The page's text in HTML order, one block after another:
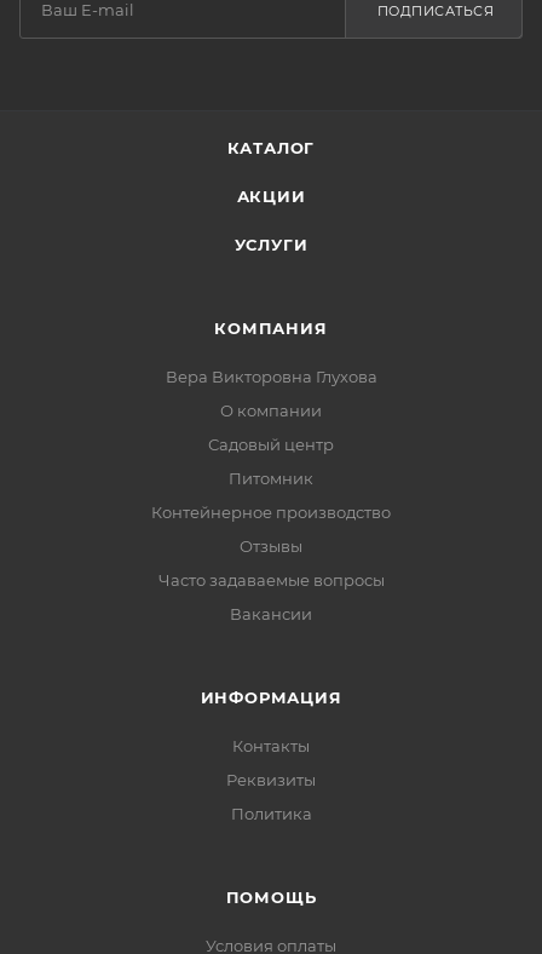
ПОДПИСАТЬСЯ
КАТАЛОГ
АКЦИИ
УСЛУГИ
КОМПАНИЯ
Вера Викторовна Глухова
О компании
Садовый центр
Питомник
Контейнерное производство
Отзывы
Часто задаваемые вопросы
Вакансии
ИНФОРМАЦИЯ
Контакты
Реквизиты
Политика
ПОМОЩЬ
Условия оплаты